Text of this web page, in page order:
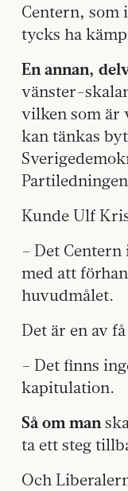
Centern, som
tycks ha
En annan,
vänster-
vilken som är
kan tänkas
Kunde Ulf
– Det
med att
huvudmålet.
Det är en av
– Det finns
kapitulation.
Så om man
ta ett steg
Och